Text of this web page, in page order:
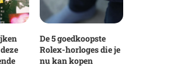
De 5 goedkoopste
Rolex-horloges die je
nu kan kopen